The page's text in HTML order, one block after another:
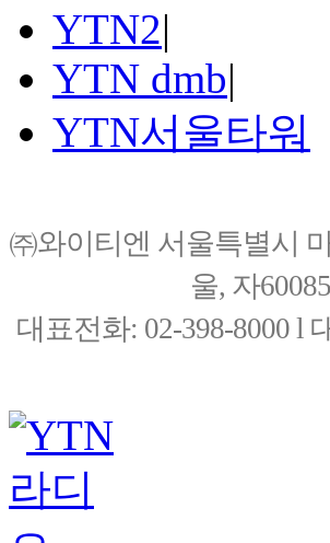
YTN2|
YTN dmb|
YTN서울타워
㈜와이티엔 서울특별시
울, 자
대표전화: 02-398-8000 l